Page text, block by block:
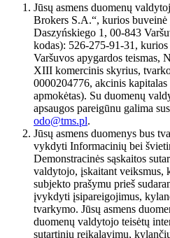
Jūsų asmens duomenų
Brokers S.A.“, kurios
Daszyńskiego 1, 00-843
kodas): 526-275-91-31,
Varšuvos apygardos teismas,
XIII komercinis skyrius,
0000204776, akcinis
apmokėtas). Su duomenų
apsaugos pareigūnu galima
odo@tms.pl.
Jūsų asmens duomenys bus
vykdyti Informacinių bei
Demonstracinės sąskaitos
valdytojo, įskaitant veiksmus,
subjekto prašymu prieš
įvykdyti įsipareigojimus,
tvarkymo. Jūsų asmens
duomenų valdytojo teisėtų
sutartinių reikalavimų,